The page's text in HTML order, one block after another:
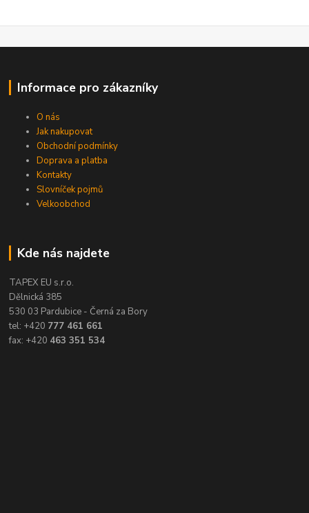
Informace pro zákazníky
O nás
Jak nakupovat
Obchodní podmínky
Doprava a platba
Kontakty
Slovníček pojmů
Velkoobchod
Kde nás najdete
TAPEX EU s.r.o.
Dělnická 385
530 03 Pardubice - Černá za Bory
tel: +420 777 461 661
fax: +420 463 351 534